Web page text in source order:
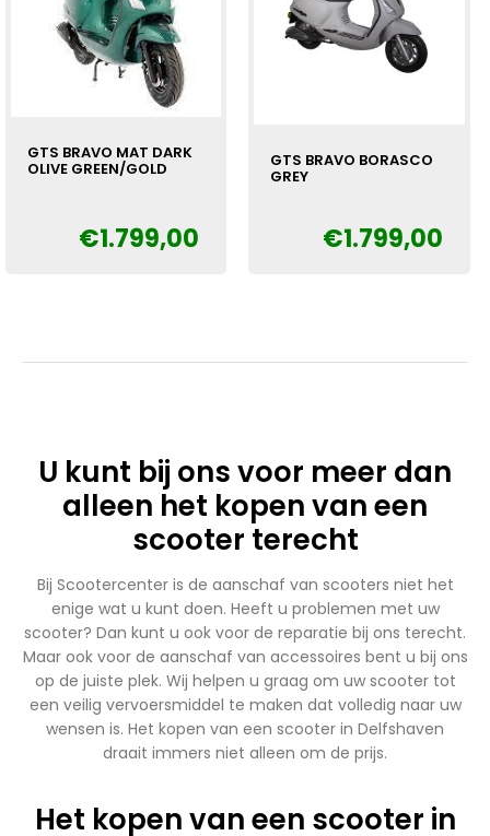
GTS BRAVO MAT DARK
OLIVE GREEN/GOLD
Oorspronkelijke
prijs
€1.799,00
Huidige
prijs
GTS BRAVO BORASCO
GREY
Oorspronkelijke
€1.799,00
Huidige
U kunt bij ons voor meer dan
alleen het kopen van een
scooter terecht
Bij Scootercenter is de aanschaf van scooters niet het
enige wat u kunt doen. Heeft u problemen met uw
scooter? Dan kunt u ook voor de reparatie bij ons terecht.
Maar ook voor de aanschaf van accessoires bent u bij ons
op de juiste plek. Wij helpen u graag om uw scooter tot
een veilig vervoersmiddel te maken dat volledig naar uw
wensen is. Het kopen van een scooter in Delfshaven
draait immers niet alleen om de prijs.
Het kopen van een scooter in